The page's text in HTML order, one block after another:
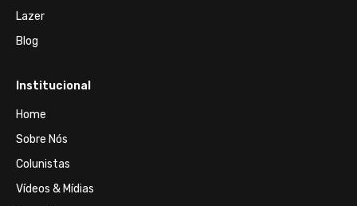
Lazer
Blog
Institucional
Home
Sobre Nós
Colunistas
Vídeos & Mídias